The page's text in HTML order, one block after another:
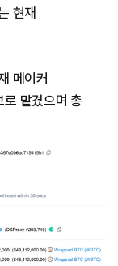
현재
메이커
맡겼으며 총